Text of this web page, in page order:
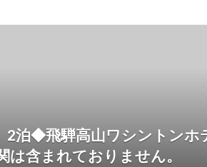
泊◆飛騨高山ワシントン
は含まれておりません。